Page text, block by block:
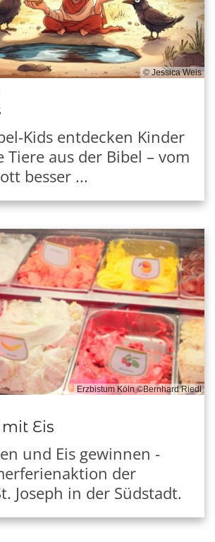
© Jessica Weis
Kids entdecken Kinder
Tiere aus der Bibel – vom
besser ...
Erzbistum Köln ©Bernhard Riedl
Eis
und Eis gewinnen -
der
Joseph in der Südstadt.